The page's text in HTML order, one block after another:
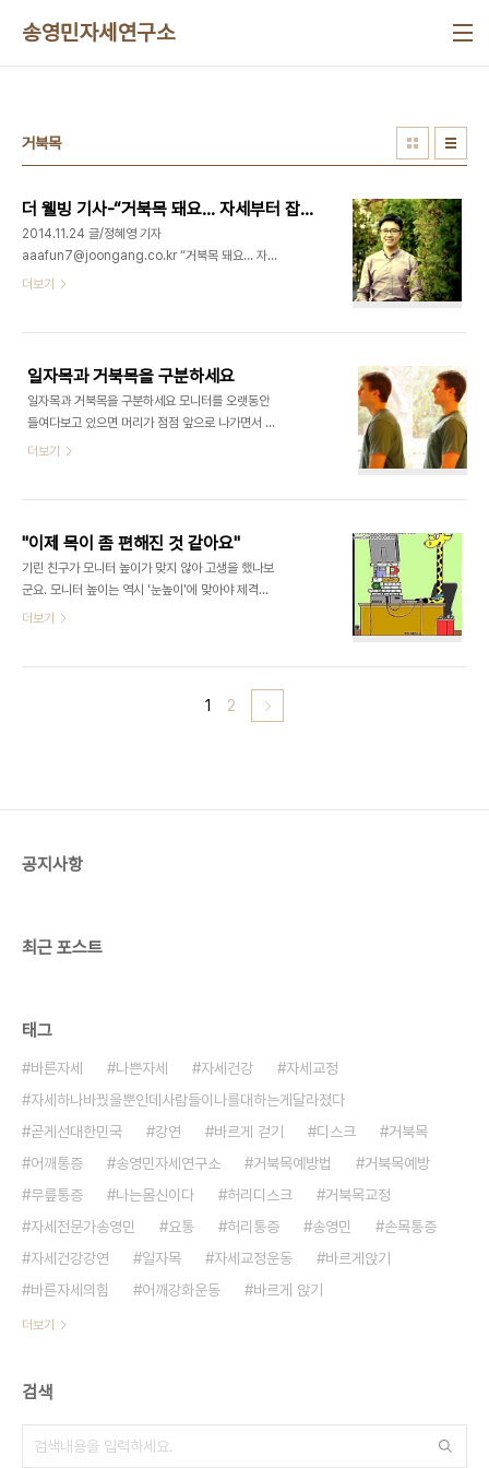
송영민자세연구소
거북목
더 웰빙 기사-“거북목 돼요… 자세부터 잡고 갑시다”
2014.11.24 글/정혜영 기자
aaafun7@joongang.co.kr “거북목 돼요… 자
세부터 잡고 갑시다” 삼성의 업무능률을 책임지는 국
가 앞으로 나와 있고 새우처럼 구부정하게 굽어 있다.
항상 목과 어깨통증, 허리통증을 호소한다. 운동을 하
고 치료를 받아도 그때뿐이지 근본적으로 나아지지
않는다. 이 모든 문제는 자세에서 비롯된다. 국내 1호
자세 전문가로 활동하면서 최근 『자세부터 잡고 갑시
의학과를 졸업하고 가톨릭대학교 보건학 석사를 취
터 팀장으..
더보기
일자목과 거북목을 구분하세요
일자목과 거북목을 구분하세요 모니터를 오랫동안
들여다보고 있으면 머리가 점점 앞으로 나가면서 목
뒤나 어깨가 뻐근해 집니다. 그러다가 병원에 가서 엑
일자**목과 거북목의 차이점에 대해서 이야기해보겠
습니다.** 일자목은 경추 곡선의 관점에서 이야기합
니다. 목의 곡선이 잘 유지되는가 아닌가가 기준이 되
지요. 곡선이 너무 없거나 반대로 꺽이게 되면 그 자
체로 일자목이라고 이야기합니다. 목의 곡선이 일자
때 자세가 바르게 보여도 목 안에서 척추의 곡선이 일
더보기
"이제 목이 좀 편해진 것 같아요"
기린 친구가 모니터 높이가 맞지 않아 고생을 했나보
군요. 모니터 높이는 역시 '눈높이'에 맞아야 제격입
니다. 혹시 모니터가 눈높이보다 너무 낮게 있다면 기
더보기
1 2
공지사항
최근 포스트
태그
바른자세 나쁜자세 자세건강
자세교정
자세하나바꿨을뿐인데사람들이나를대하는게달라졌다
곧게선대한민국
강연 바르게 걷기 디스크
거북목
어깨통증
송영민자세연구소 거북목예방법
거북목예방
무릎통증
나는몸신이다 허리디스크
거북목교정
자세전문가송영민
요통 허리통증 송영민
손목통증
자세건강강연
일자목 자세교정운동
바르게앉기
바른자세의힘
어깨강화운동 바르게 앉기
더보기
검색